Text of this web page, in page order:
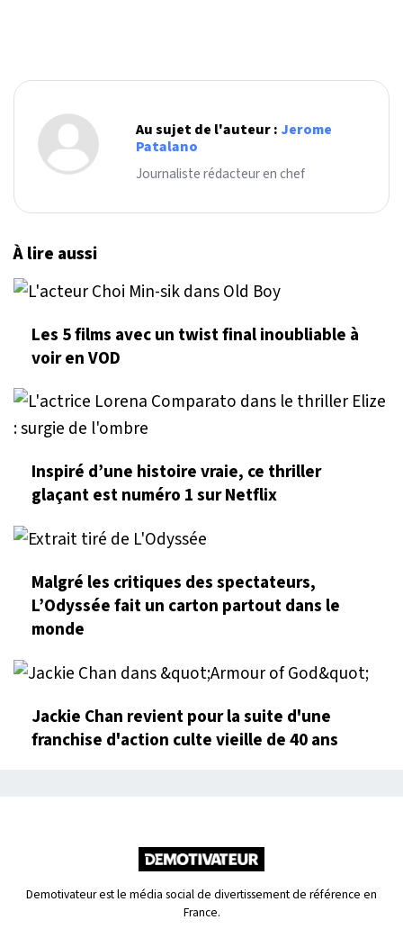
Au sujet de l'auteur : Jerome
Patalano
Journaliste rédacteur en chef
À lire aussi
Les 5 films avec un twist final inoubliable à
voir en VOD
Inspiré d’une histoire vraie, ce thriller
glaçant est numéro 1 sur Netflix
Malgré les critiques des spectateurs,
L’Odyssée fait un carton partout dans le
monde
Jackie Chan revient pour la suite d'une
franchise d'action culte vieille de 40 ans
Demotivateur est le média social de divertissement de référence en
France.